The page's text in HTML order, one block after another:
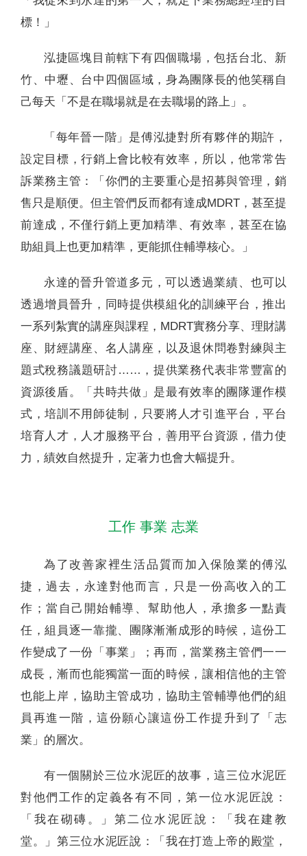
標！」
泓捷區塊目前轄下有四個職場，包括台北、新
竹、中壢、台中四個區域，身為團隊長的他笑稱自
己每天「不是在職場就是在去職場的路上」。
「每年晉一階」是傅泓捷對所有夥伴的期許，
設定目標，行銷上會比較有效率，所以，他常常告
訴業務主管：「你們的主要重心是招募與管理，銷
售只是順便。但主管們反而都有達成MDRT，甚至提
前達成，不僅行銷上更加精準、有效率，甚至在協
助組員上也更加精準，更能抓住輔導核心。」
永達的晉升管道多元，可以透過業績、也可以
透過增員晉升，同時提供模組化的訓練平台，推出
一系列紮實的講座與課程，MDRT實務分享、理財講
座、財經講座、名人講座，以及退休問卷對練與主
題式稅務議題研討……，提供業務代表非常豐富的
資源後盾。「共時共做」是最有效率的團隊運作模
式，培訓不用師徒制，只要將人才引進平台，平台
培育人才，人才服務平台，善用平台資源，借力使
力，績效自然提升，定著力也會大幅提升。
工作 事業 志業
為了改善家裡生活品質而加入保險業的傅泓
捷，過去，永達對他而言，只是一份高收入的工
作；當自己開始輔導、幫助他人，承擔多一點責
任，組員逐一靠攏、團隊漸漸成形的時候，這份工
作變成了一份「事業」；再而，當業務主管們一一
成長，漸而也能獨當一面的時候，讓相信他的主管
也能上岸，協助主管成功，協助主管輔導他們的組
員再進一階，這份願心讓這份工作提升到了「志
業」的層次。
有一個關於三位水泥匠的故事，這三位水泥匠
對他們工作的定義各有不同，第一位水泥匠說：
「我在砌磚。」第二位水泥匠說：「我在建教
堂。」第三位水泥匠說：「我在打造上帝的殿堂，